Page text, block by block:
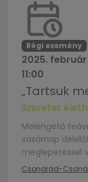
Régi esemény
2025. február
11:00
„Tartsuk
Szeretet
Melengető
vasárnap
meglepetéssel
Szeretet életfa
Csongrád-